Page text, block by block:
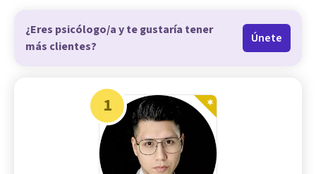
¿Eres psicólogo/a y te gustaría tener
más clientes?
Únete
1